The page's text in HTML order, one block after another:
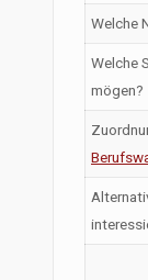
Welche
Welche
mögen?